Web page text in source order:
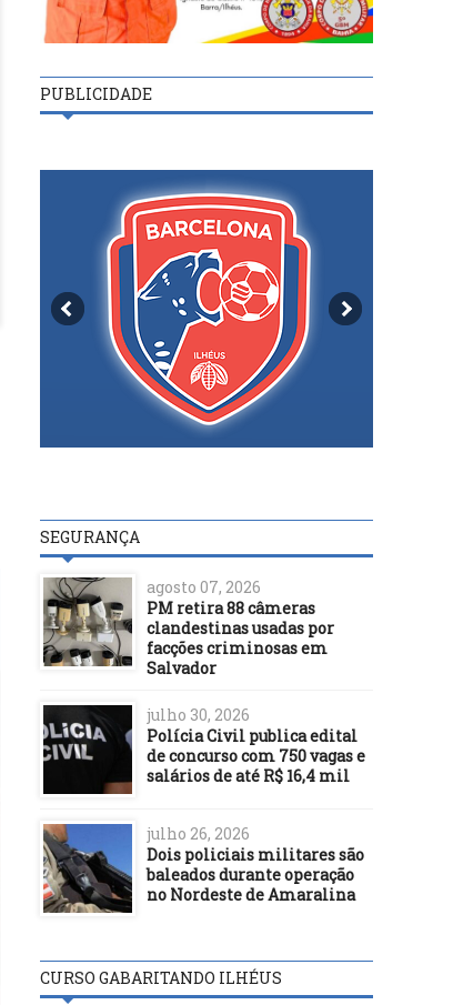
PUBLICIDADE
SEGURANÇA
agosto 07, 2026
PM retira 88 câmeras
clandestinas usadas por
facções criminosas em
Salvador
julho 30, 2026
Polícia Civil publica edital
de concurso com 750 vagas e
salários de até R$ 16,4 mil
julho 26, 2026
Dois policiais militares são
baleados durante operação
no Nordeste de Amaralina
CURSO GABARITANDO ILHÉUS